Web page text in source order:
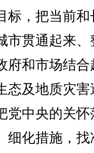
标，把当前和
市贯通起来、
府和市场结合
态及地质灾害
党中央的关怀
细化措施，找